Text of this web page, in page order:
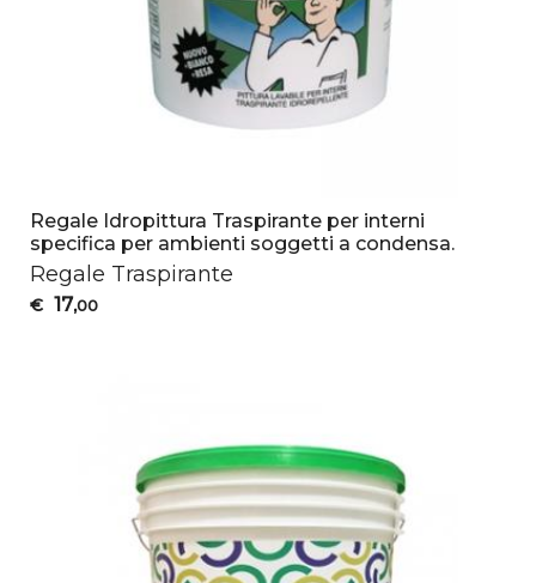
Regale Idropittura Traspirante per interni
specifica per ambienti soggetti a condensa.
Regale Traspirante
€ 17,00